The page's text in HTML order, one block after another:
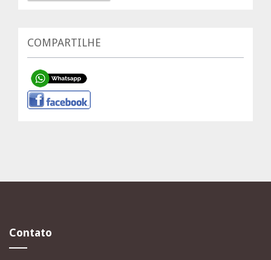
COMPARTILHE
Contato